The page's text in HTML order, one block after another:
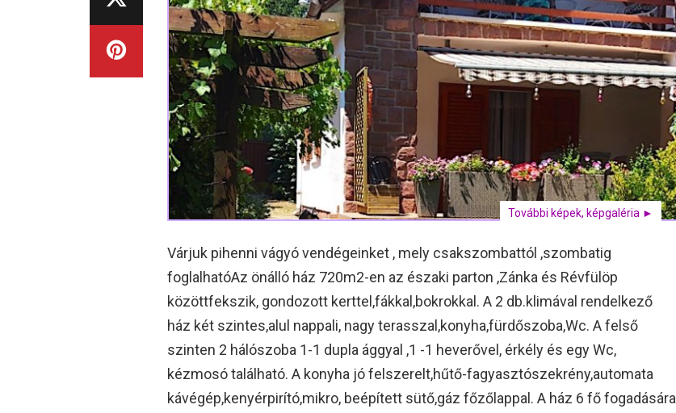
További képek, képgaléria ►
Várjuk pihenni vágyó vendégeinket , mely csakszombattól ,szombatig
foglalhatóAz önálló ház 720m2-en az északi parton ,Zánka és Révfülöp
közöttfekszik, gondozott kerttel,fákkal,bokrokkal. A 2 db.klimával rendelkező
ház két szintes,alul nappali, nagy terasszal,konyha,fürdőszoba,Wc. A felső
szinten 2 hálószoba 1-1 dupla ággyal ,1 -1 heverővel, érkély és egy Wc,
kézmosó található. A konyha jó felszerelt,hűtő-fagyasztószekrény,automata
kávégép,kenyérpirító,mikro, beépített sütő,gáz főzőlappal. A ház 6 fő fogadására